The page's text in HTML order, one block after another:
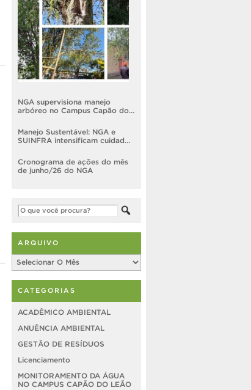
NGA supervisiona manejo
arbóreo no Campus Capão do
Manejo Sustentável: NGA e
SUINFRA intensificam cuidados
da UFPel
Cronograma de ações do mês
de junho/26 do NGA
ARQUIVO
Arquivo
CATEGORIAS
ACADÊMICO AMBIENTAL
ANUÊNCIA AMBIENTAL
GESTÃO DE RESÍDUOS
Licenciamento
MONITORAMENTO DA ÁGUA
NO CAMPUS CAPÃO DO LEÃO